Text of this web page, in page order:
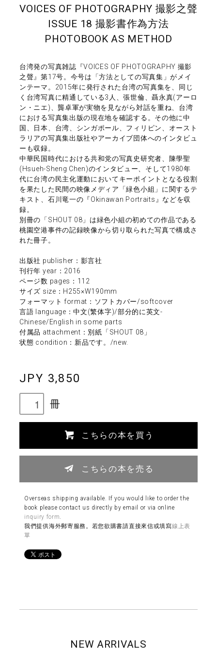
VOICES OF PHOTOGRAPHY 撮影之聲
ISSUE 18 撮影書作為方法
PHOTOBOOK AS METHOD
台湾発の写真雑誌『VOICES OF PHOTOGRAPHY 撮影
之聲』第17号。今号は「方法としての写真集」がメイ
ンテーマ。2015年に発行された台湾の写真集を、同じ
く台湾写真に精通している3人、張世倫、聶永真(アーロ
ン・ニエ)、龔卓軍が実物を見ながら対話を重ね、台湾
における写真集出版の現在地を確認する。その他に中
国、日本、台湾、シンガポール、フィリピン、オースト
ラリアの写真集出版社やアーカイブ団体へのインタビュ
ーも収録。
中華民国時代における共和党の写真史研究者、陳學聖
(Hsueh-Sheng Chen)のインタビュー、そして1980年
代に台湾の民主化運動においてキーポイントとなる役割
を果たした民間の映像メディア「緑色小組」に関するテ
キスト、石川竜一の『Okinawan Portraits』などを収
録。
別冊の「SHOUT 08」は緑色小組の初めての作品である
桃園空港事件の記録映像から切り取られた写真で構成さ
れた冊子。
出版社 publisher：影言社
刊行年 year：2016
ページ数 pages：112
サイズ size：H255×W190mm
フォーマット format：ソフトカバー/softcover
言語 language：中文(繁体字)/部分的に英文-
Chinese/English in some parts
付属品 attachment：別紙「SHOUT 08」
状態 condition：新品です。/new.
JPY 3,850
冊
こちらの本を買う
こちらの本を売る
Overseas shipping available. If you would like to order the
book please contact us directly by email or via online
inquiry form.
我們提供海外郵寄服務。若您欲購書請直接來信或填寫線上表
單
NEW ARRIVALS